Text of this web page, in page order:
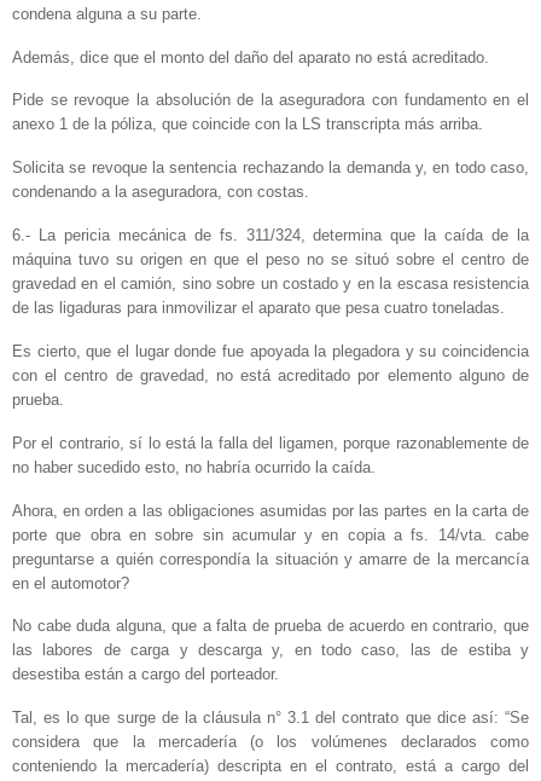
condena alguna a su parte.
Además, dice que el monto del daño del aparato no está acreditado.
Pide se revoque la absolución de la aseguradora con fundamento en el
anexo 1 de la póliza, que coincide con la LS transcripta más arriba.
Solicita se revoque la sentencia rechazando la demanda y, en todo caso,
condenando a la aseguradora, con costas.
6.- La pericia mecánica de fs. 311/324, determina que la caída de la
máquina tuvo su origen en que el peso no se situó sobre el centro de
gravedad en el camión, sino sobre un costado y en la escasa resistencia
de las ligaduras para inmovilizar el aparato que pesa cuatro toneladas.
Es cierto, que el lugar donde fue apoyada la plegadora y su coincidencia
con el centro de gravedad, no está acreditado por elemento alguno de
prueba.
Por el contrario, sí lo está la falla del ligamen, porque razonablemente de
no haber sucedido esto, no habría ocurrido la caída.
Ahora, en orden a las obligaciones asumidas por las partes en la carta de
porte que obra en sobre sin acumular y en copia a fs. 14/vta. cabe
preguntarse a quién correspondía la situación y amarre de la mercancía
en el automotor?
No cabe duda alguna, que a falta de prueba de acuerdo en contrario, que
las labores de carga y descarga y, en todo caso, las de estiba y
desestiba están a cargo del porteador.
Tal, es lo que surge de la cláusula n° 3.1 del contrato que dice así: “Se
considera que la mercadería (o los volúmenes declarados como
conteniendo la mercadería) descripta en el contrato, está a cargo del